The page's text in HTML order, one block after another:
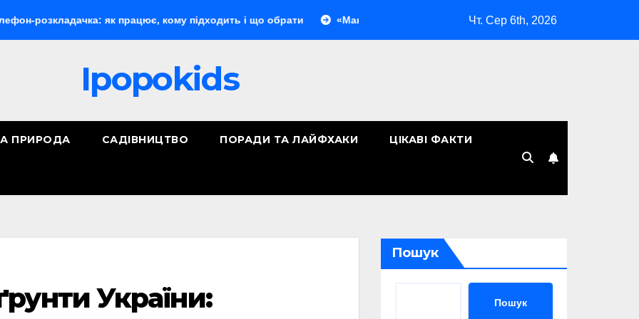
як працює, кому підходить і що обрати «Макіяж без макіяжу»: як японська декоративна косметика змінила
Чт. Сер 6th, 2026
Ipopokids
ПРИРОДА САДІВНИЦТВО ПОРАДИ ТА ЛАЙФХАКИ ЦІКАВІ ФАКТИ
України:
Пошук
Пошук